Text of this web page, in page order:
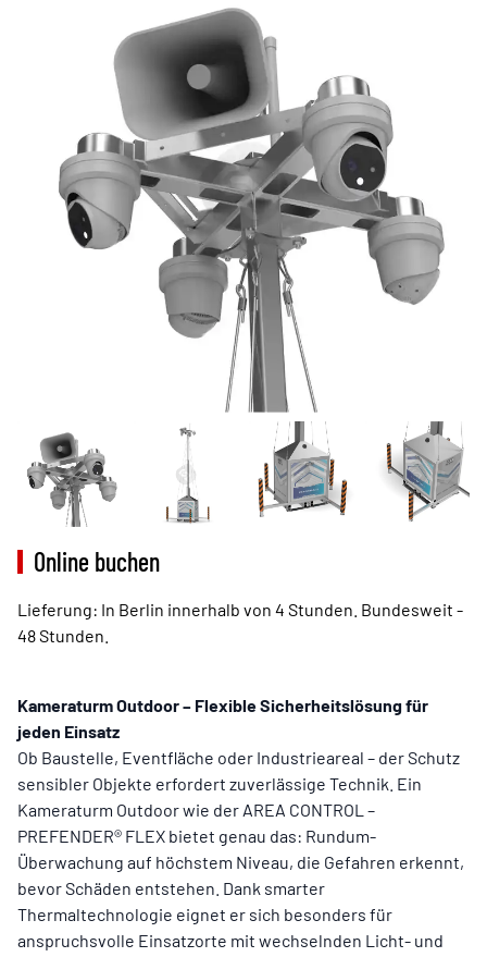
Online buchen
Lieferung: In Berlin innerhalb von 4 Stunden. Bundesweit -
48 Stunden.
Beschreibung
Kameraturm Outdoor – Flexible Sicherheitslösung für
jeden Einsatz
Ob Baustelle, Eventfläche oder Industrieareal – der Schutz
sensibler Objekte erfordert zuverlässige Technik. Ein
Kameraturm Outdoor wie der AREA CONTROL –
PREFENDER® FLEX bietet genau das: Rundum-
Überwachung auf höchstem Niveau, die Gefahren erkennt,
bevor Schäden entstehen. Dank smarter
Thermaltechnologie eignet er sich besonders für
anspruchsvolle Einsatzorte mit wechselnden Licht- und